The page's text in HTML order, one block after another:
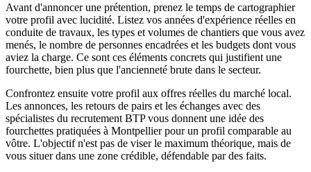
Avant d'annoncer une prétention, prenez le temps de cartographier
votre profil avec lucidité. Listez vos années d'expérience réelles en
conduite de travaux, les types et volumes de chantiers que vous avez
menés, le nombre de personnes encadrées et les budgets dont vous
aviez la charge. Ce sont ces éléments concrets qui justifient une
fourchette, bien plus que l'ancienneté brute dans le secteur.
Confrontez ensuite votre profil aux offres réelles du marché local.
Les annonces, les retours de pairs et les échanges avec des
spécialistes du recrutement BTP vous donnent une idée des
fourchettes pratiquées à Montpellier pour un profil comparable au
vôtre. L'objectif n'est pas de viser le maximum théorique, mais de
vous situer dans une zone crédible, défendable par des faits.